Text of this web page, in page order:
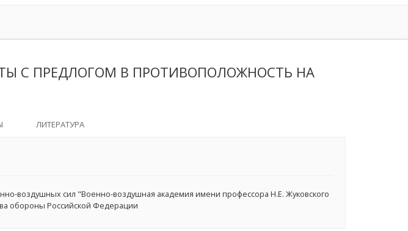
С ПРЕДЛОГОМ В ПРОТИВОПОЛОЖНОСТЬ НА
ЛИТЕРАТУРА
воздушных сил "Военно-воздушная академия имени профессора Н.Е. Жуковского
обороны Российской Федерации